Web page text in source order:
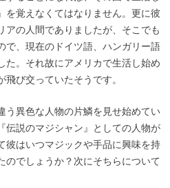
を覚えなくてはなりません。更に彼
アの人間でありましたが、そこでも
で、現在のドイツ語、ハンガリー語
た。それ故にアメリカで生活し始め
び交っていたそうです。
う異色な人物の片鱗を見せ始めてい
伝説のマジシャン』としての人物が
彼はいつマジックや手品に興味を持
のでしょうか？次にそちらについて